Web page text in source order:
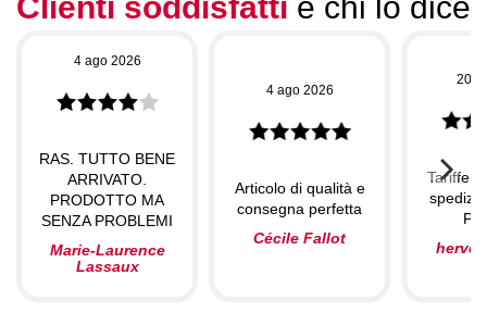
4 ago 2026
RAS. TUTTO BENE
ARRIVATO.
PRODOTTO MA
SENZA PROBLEMI
Marie-Laurence
Lassaux
4 ago 2026
Articolo di qualità e
consegna perfetta
Cécile Fallot
20
Tariffe
herve